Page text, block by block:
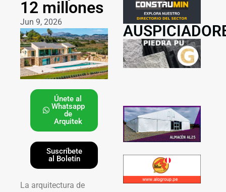
12 millones
Jun 9, 2026
Únete al
Whatsapp
de
Arquitek
Suscríbete
al Boletín
La arquitectura de